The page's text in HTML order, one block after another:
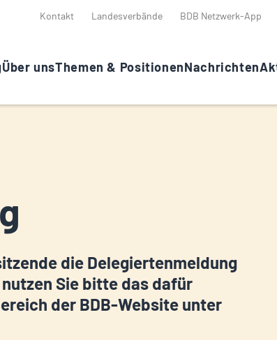
Kontakt Landesverbände BDB Netzwerk-App
Über unsThemen & PositionenNachrichten
die Delegiertenmeldung
Sie bitte das dafür
der BDB-Website unter